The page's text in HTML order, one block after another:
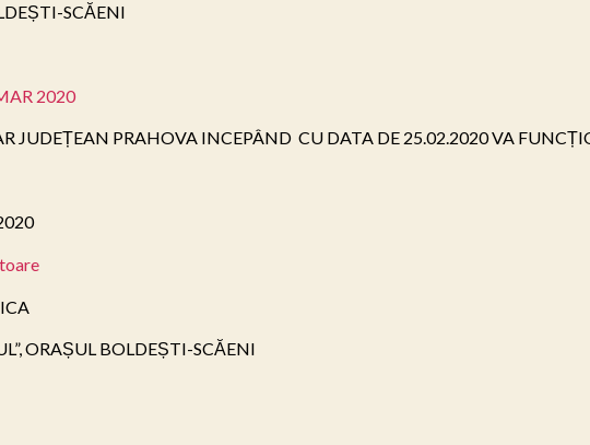
SCĂENI
2020
JUDEȚEAN PRAHOVA INCEPÂND  CU DATA DE 25.02.2020 VA
ORAȘUL BOLDEȘTI-SCĂENI